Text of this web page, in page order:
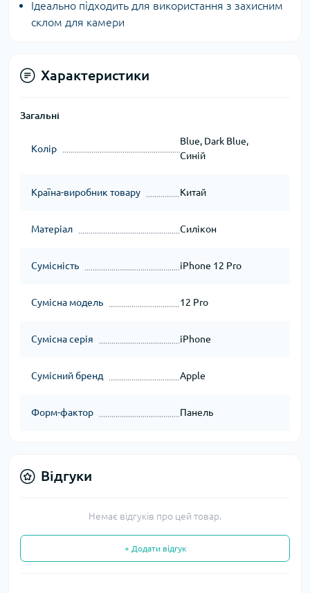
Ідеально підходить для використання з захисним
склом для камери
Характеристики
Загальні
Колір
Blue, Dark Blue,
Синій
Країна-виробник товару Китай
Матеріал Силікон
Сумісність iPhone 12 Pro
Сумісна модель 12 Pro
Сумісна серія iPhone
Сумісний бренд Apple
Форм-фактор Панель
Відгуки
Немає відгуків про цей товар.
+ Додати відгук